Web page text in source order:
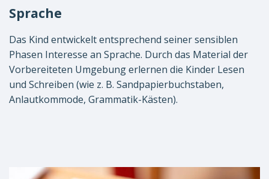
Sprache
Das Kind entwickelt entsprechend seiner sensiblen
Phasen Interesse an Sprache. Durch das Material der
Vorbereiteten Umgebung erlernen die Kinder Lesen
und Schreiben (wie z. B. Sandpapierbuchstaben,
Anlautkommode, Grammatik-Kästen).